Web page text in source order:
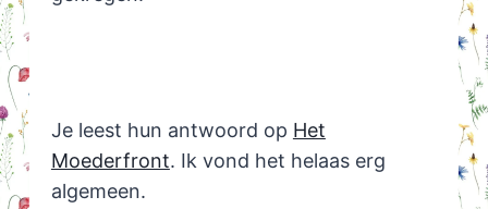
Je leest hun antwoord op Het
Moederfront. Ik vond het helaas erg
algemeen.